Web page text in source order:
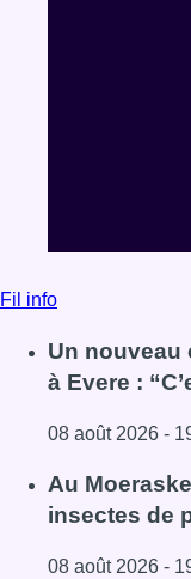
Fil info
Un nouveau
à Evere :
08 août 2026 -
Lire l'article Un
Au
insectes de
08 août 2026 -